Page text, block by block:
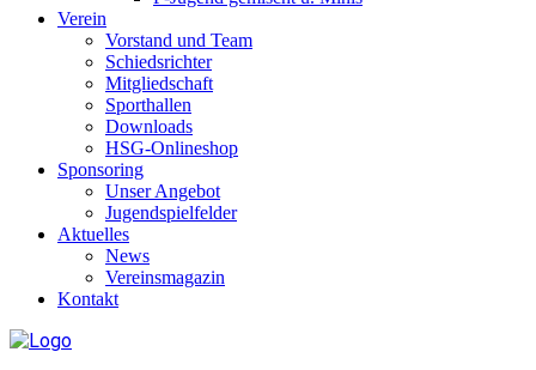
Verein
Vorstand und Team
Schiedsrichter
Mitgliedschaft
Sporthallen
Downloads
HSG-Onlineshop
Sponsoring
Unser Angebot
Jugendspielfelder
Aktuelles
News
Vereinsmagazin
Kontakt